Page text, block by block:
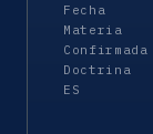
Fecha
Materia
Confirmada
Doctrina
ES